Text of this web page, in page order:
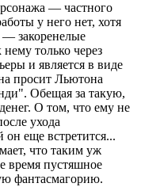
— частного
у него нет, хотя
закоренелые
только через
и является в виде
просит Льютона
Обещая за такую,
О том, что ему не
ухода
еще встретится...
что таким уж
время пустяшное
фантасмагорию.